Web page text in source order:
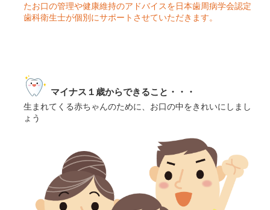
たお口の管理や健康維持のアドバイスを日本歯周病学会認定
歯科衛生士が個別にサポートさせていただきます。
マイナス１歳からできること・・・
生まれてくる赤ちゃんのために、お口の中をきれいにしまし
ょう